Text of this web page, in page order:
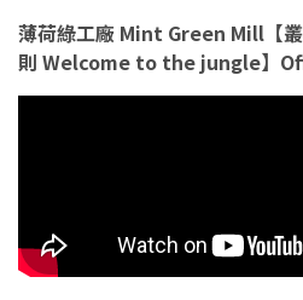
薄荷綠工廠 Mint Green Mill【
則 Welcome to the jungle】